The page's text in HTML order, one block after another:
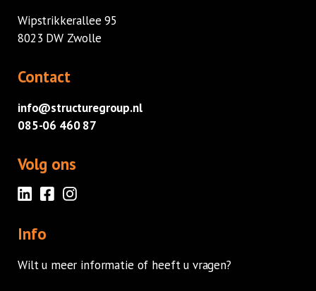
Wipstrikkerallee 95
8023 DW Zwolle
Contact
info@structuregroup.nl
085-06 460 87
Volg ons
Info
Wilt u meer informatie of heeft u vragen?